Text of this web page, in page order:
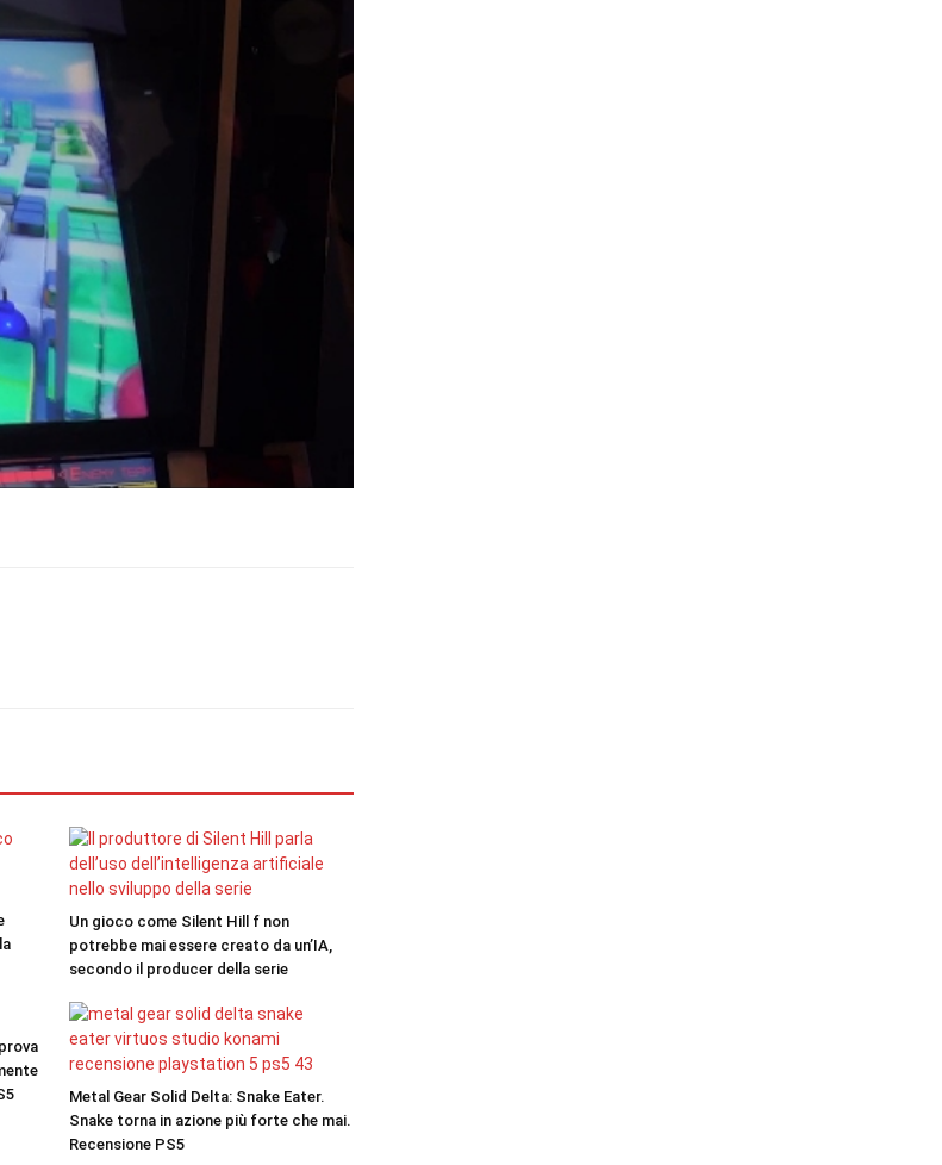
Un gioco come Silent Hill f non
potrebbe mai essere creato da un’IA,
secondo il producer della serie
Metal Gear Solid Delta: Snake Eater.
Snake torna in azione più forte che mai.
Recensione PS5